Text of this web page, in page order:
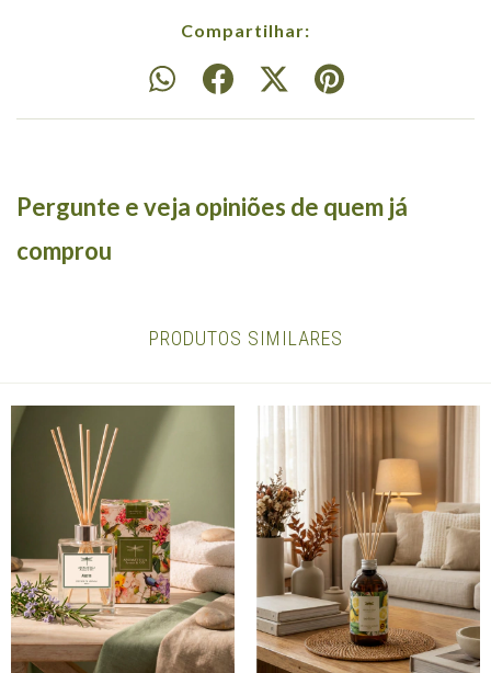
Compartilhar:
Pergunte e veja opiniões de quem já
comprou
PRODUTOS SIMILARES